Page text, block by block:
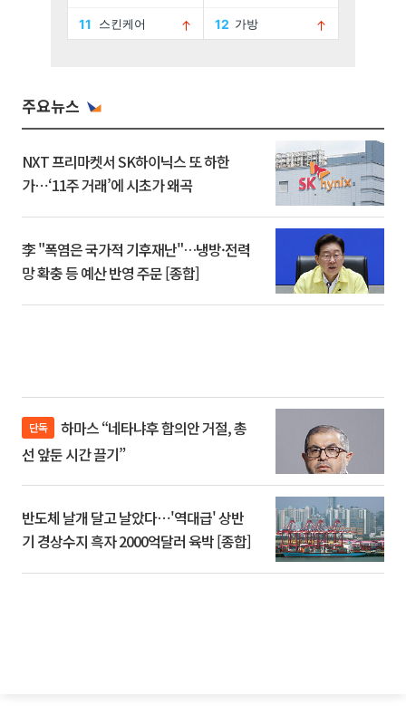
주요뉴스
NXT 프리마켓서 SK하이닉스 또 하한
가⋯‘11주 거래’에 시초가 왜곡
李 "폭염은 국가적 기후재난"…냉방·전력
망 확충 등 예산 반영 주문 [종합]
단독
선 앞둔 시간 끌기”
반도체 날개 달고 날았다⋯'역대급' 상반
기 경상수지 흑자 2000억달러 육박 [종합]